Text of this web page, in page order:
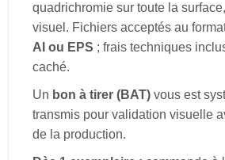
quadrichromie sur toute la
visuel. Fichiers acceptés au
AI ou EPS ; frais techniques
caché.
Un bon à tirer (BAT) vous est
transmis pour validation visuelle
de la production.